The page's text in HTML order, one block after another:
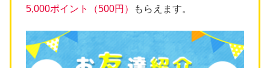
5,000ポイント（500円）
もらえます。